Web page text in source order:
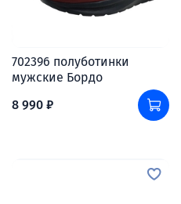
702396 полуботинки
мужские Бордо
8 990 ₽